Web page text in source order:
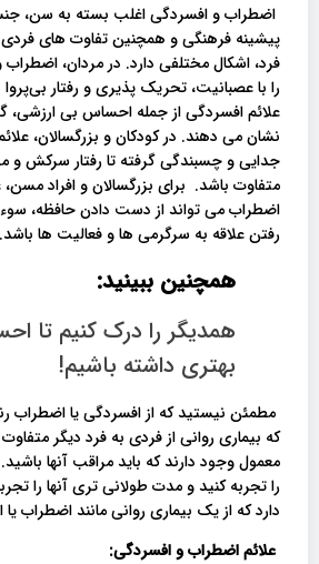
اضطراب و افسردگی اغلب بسته به سن،
پیشینه فرهنگی و همچنین تفاوت های
فرد، اشکال مختلفی دارد. در مردان،
را با عصبانیت، تحریک پذیری و رفتار
علائم افسردگی از جمله احساس بی ارزشی،
نشان می دهند. در کودکان و بزرگسالان،
جدایی و چسبندگی گرفته تا رفتار سرکش و
متفاوت باشد. برای بزرگسالان و افراد
اضطراب می تواند از دست دادن حافظه،
رفتن علاقه به سرگرمی ها و فعالیت ها باشد.
همچنین ببینید:
همدیگر را درک کنیم تا
بهتری داشته باشیم!
مطمئن نیستید که از افسردگی یا اضطراب
که بیماری روانی از فردی به فرد دیگر
معمول وجود دارند که باید مراقب آنها
را تجربه کنید و مدت طولانی تری آنها را
دارد که از یک بیماری روانی مانند اضطراب
علائم اضطراب و افسردگی: